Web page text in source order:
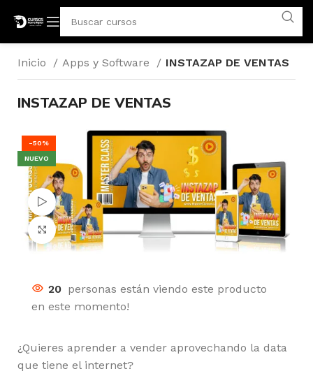
Inicio Apps y Software INSTAZAP DE VENTAS
INSTAZAP DE VENTAS
-50%
NUEVO
Ver video
Click para agrandar
20 personas están viendo este producto
en este momento!
¿Quieres aprender a vender aprovechando la data
que tiene el internet?